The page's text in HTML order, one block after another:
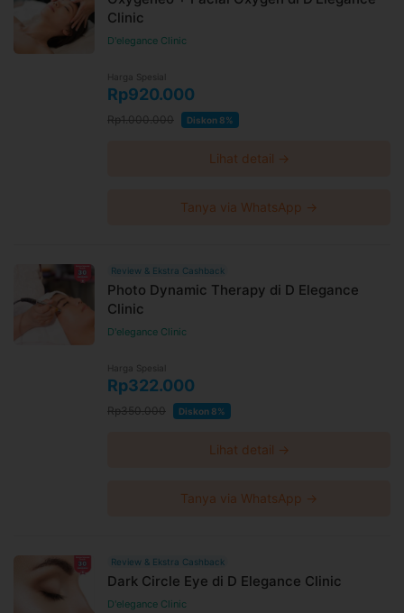
Clinic
D'elegance Clinic
Harga Spesial
Rp920.000
Rp1.000.000 Diskon 8%
Lihat detail →
Tanya via WhatsApp →
Review & Ekstra Cashback
Photo Dynamic Therapy di D Elegance
Clinic
D'elegance Clinic
Harga Spesial
Rp322.000
Rp350.000 Diskon 8%
Lihat detail →
Tanya via WhatsApp →
Review & Ekstra Cashback
Dark Circle Eye di D Elegance Clinic
D'elegance Clinic